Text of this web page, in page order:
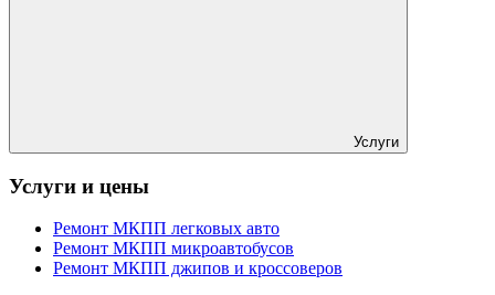
Услуги
Услуги и цены
Ремонт МКПП легковых авто
Ремонт МКПП микроавтобусов
Ремонт МКПП джипов и кроссоверов